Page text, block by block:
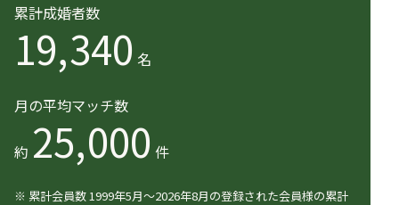
累計成婚者数
19,340 名
月の平均マッチ数
約 25,000 件
※ 累計会員数 1999年5月〜2026年8月の登録された会員様の累計